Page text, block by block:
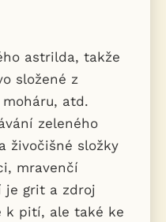
astrilda, takže
složené z
atd.
zeleného
živočišné složky
mravenčí
je grit a zdroj
k pití, ale také ke